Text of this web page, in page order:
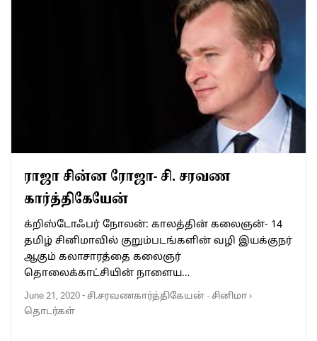
ராஜா சின்ன ரோஜா- சி. சரவண
கார்த்திகேயேன்
க்றிஸ்டோஃபர் நோலன்: காலத்தின் கலைஞன்- 14
தமிழ் சினிமாவில் குறும்படங்களின் வழி இயக்குநர்
ஆகும் கலாசாரத்தை கலைஞர்
தொலைக்காட்சியின் நாளைய…
June 21, 2020-சி.சரவணகார்த்திகேயன் · சினிமா›
தொடர்கள்